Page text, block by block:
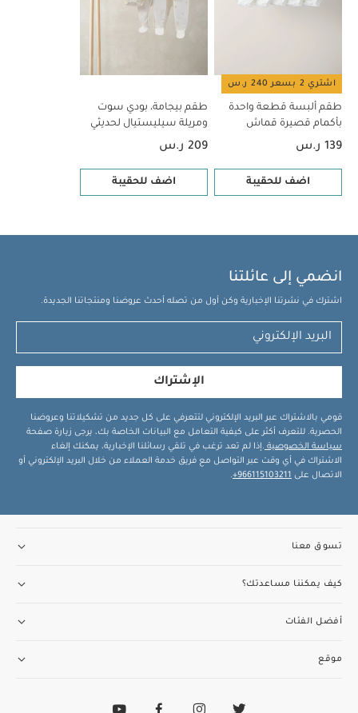
تعليمات العناية/الإرشادات
طقم ألبسة قطعة واحدة بأكمام قصيرة
سيليستيال لحديثي الولادة، 5 قطع
اشتري 2 بسعر 240 ر.س
طقم ألبسة قطعة واحدة
بأكمام قصيرة قماش
عضوي بلون أبيض - 5 قطع
139 ر.س
اضف للحقيبة
طقم بيجامة، بودي سوت
ومريلة سيليستيال لحديثي
الولادة، 5 قطع
209 ر.س
اضف للحقيبة
انضمي إلى عائلتنا
اشترك في نشرتنا الإخبارية وكن أول من تصله أحدث عروضنا ومنتجاتنا الجديدة.
الإشتراك
قومي بالاشتراك عبر البريد الإلكتروني لتتعرفي على كل جديد من تشكيلاتنا وعروضنا
الحصرية. للتعرف أكثر على كيفية التعامل مع البيانات الخاصة بك، يرجى زيارة صفحة
سياسة الخصوصية .إذا لم تعد ترغب في تلقي رسائلنا الإخبارية، يمكنك إلغاء
الاشتراك في أي وقت عبر التواصل مع فريق خدمة العملاء من خلال البريد الإلكتروني أو
الاتصال على 966115103211+
.
تسوق معنا
كيف يمكننا مساعدتك؟
أفضل الفئات
موقع